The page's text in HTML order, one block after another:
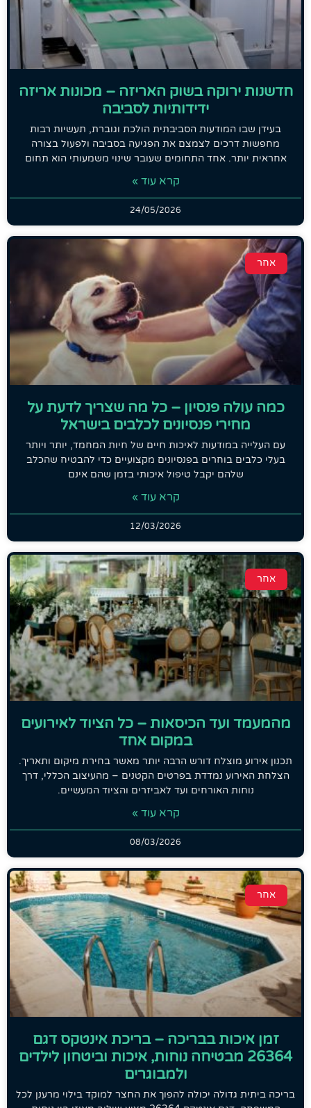
חדשנות ירוקה בשוק האריזה – מכונות אריזה
ידידותיות לסביבה
בעידן שבו המודעות הסביבתית הולכת וגוברת, תעשיות רבות
מחפשות דרכים לצמצם את הפגיעה בסביבה ולפעול בצורה
אחראית יותר. אחד התחומים שעובר שינוי משמעותי הוא תחום
קרא עוד »
24/05/2026
אחר
כמה עולה פנסיון – כל מה שצריך לדעת על
מחירי פנסיונים לכלבים בישראל
עם העלייה במודעות לאיכות חיים של חיות המחמד, יותר ויותר
בעלי כלבים בוחרים בפנסיונים מקצועיים כדי להבטיח שהכלב
שלהם יקבל טיפול איכותי בזמן שהם אינם
קרא עוד »
12/03/2026
אחר
מהמעמד ועד הכיסאות – כל הציוד לאירועים
במקום אחד
תכנון אירוע מוצלח דורש הרבה יותר מאשר בחירת מיקום ותאריך.
הצלחת האירוע נמדדת בפרטים הקטנים – מהעיצוב הכללי, דרך
נוחות האורחים ועד לאביזרים והציוד המעשיים.
קרא עוד »
08/03/2026
אחר
זמן איכות בבריכה – בריכת אינטקס דגם
26364 מבטיחה נוחות, איכות וביטחון לילדים
ולמבוגרים
בריכה ביתית גדולה יכולה להפוך את החצר למוקד בילוי מרענן לכל